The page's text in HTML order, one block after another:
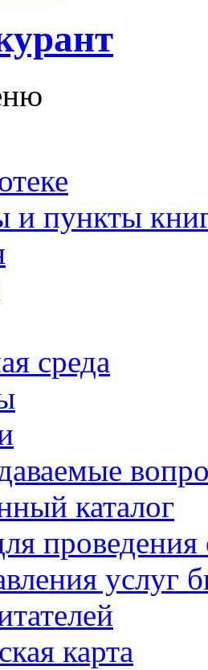
и пункты
среда
каталог
проведения
услуг
карта